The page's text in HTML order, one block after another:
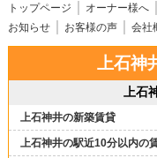
トップページ オーナー様へ
お知らせ
お客様の声 会社
上石神
上石
上石神井の新築賃貸
上石神井の駅近10分以内の